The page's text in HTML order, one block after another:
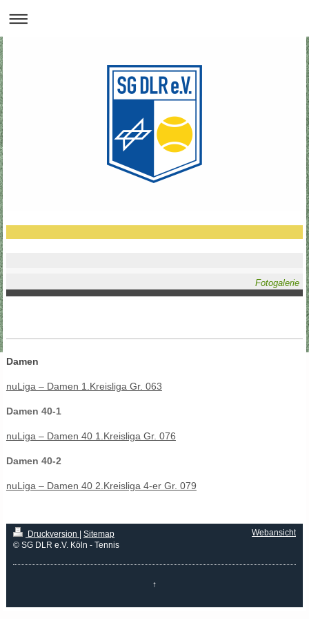
Fotogalerie
Damen
nuLiga – Damen 1.Kreisliga Gr. 063
Damen 40-1
nuLiga – Damen 40 1.Kreisliga Gr. 076
Damen 40-2
nuLiga – Damen 40 2.Kreisliga 4-er Gr. 079
Druckversion | Sitemap
© SG DLR e.V. Köln - Tennis
Webansicht
↑